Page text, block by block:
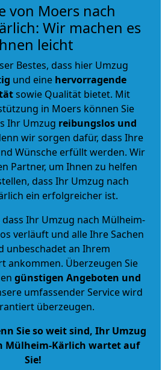
von Moers nach
Wir machen es
leicht
Bestes, dass hier Umzug
und eine hervorragende
sowie Qualität bietet. Mit
in Moers können Sie
Ihr Umzug reibungslos und
wir sorgen dafür, dass Ihre
Wünsche erfüllt werden. Wir
Partner, um Ihnen zu helfen
dass Ihr Umzug nach
ein erfolgreicher ist.
Ihr Umzug nach Mülheim-
verläuft und alle Ihre Sachen
unbeschadet an Ihrem
ankommen. Überzeugen Sie
günstigen Angeboten und
umfassender Service wird
überzeugen.
Sie so weit sind, Ihr Umzug
Mülheim-Kärlich wartet auf
Sie!